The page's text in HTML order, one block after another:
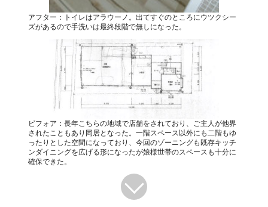
アフター：トイレはアラウーノ。出てすぐのところにウツクシー
ズがあるので手洗いは最終段階で無しになった。
ビフォア：長年こちらの地域で店舗をされており、ご主人が他界
されたこともあり同居となった。一階スペース以外にも二階もゆ
ったりとした空間になっており、今回のゾーニングも既存キッチ
ンダイニングを広げる形になったが娘様世帯のスペースも十分に
確保できた。